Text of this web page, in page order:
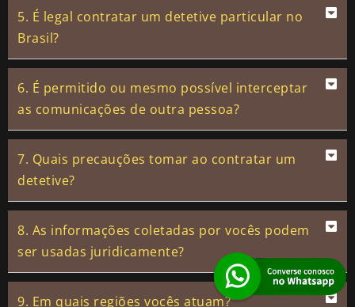
5. É legal contratar um detetive particular no
Brasil?
6. É permitido ou mesmo possível interceptar
as comunicações de outra pessoa?
7. Quais precauções tomar ao contratar um
detetive?
8. As informações coletadas por vocês podem
ser usadas juridicamente?
9. Em quais regiões vocês atuam?